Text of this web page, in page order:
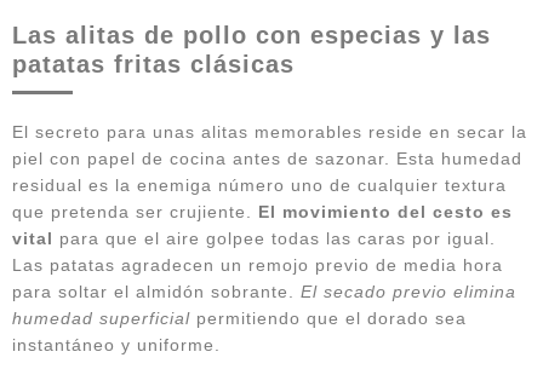
Las alitas de pollo con especias y las
patatas fritas clásicas
El secreto para unas alitas memorables reside en secar la
piel con papel de cocina antes de sazonar. Esta humedad
residual es la enemiga número uno de cualquier textura
que pretenda ser crujiente. El movimiento del cesto es
vital para que el aire golpee todas las caras por igual.
Las patatas agradecen un remojo previo de media hora
para soltar el almidón sobrante. El secado previo elimina
humedad superficial permitiendo que el dorado sea
instantáneo y uniforme.